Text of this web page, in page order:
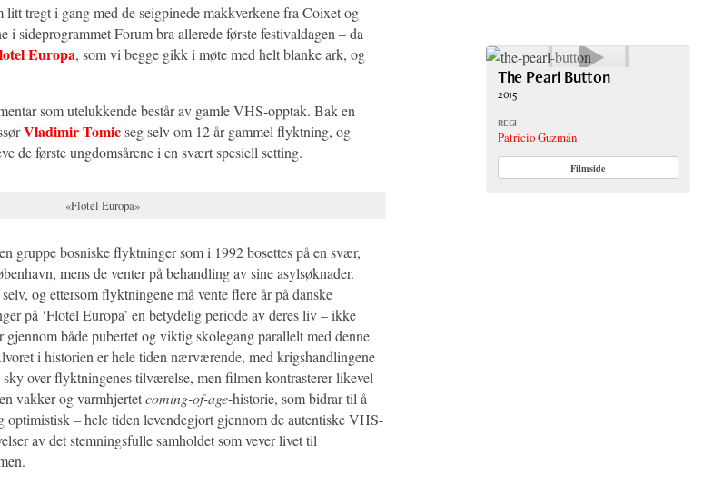
litt tregt i gang med de seigpinede makkverkene fra Coixet og
i sideprogrammet Forum bra allerede første festivaldagen – da
Europa, som vi begge gikk i møte med helt blanke ark, og
som utelukkende består av gamle VHS-opptak. Bak en
Vladimir Tomicseg selv om 12 år gammel flyktning, og
de første ungdomsårene i en svært spesiell setting.
«Flotel Europa»
gruppe bosniske flyktninger som i 1992 bosettes på en svær,
mens de venter på behandling av sine asylsøknader.
og ettersom flyktningene må vente flere år på danske
på ‘Flotel Europa’ en betydelig periode av deres liv – ikke
gjennom både pubertet og viktig skolegang parallelt med denne
i historien er hele tiden nærværende, med krigshandlingene
over flyktningenes tilværelse, men filmen kontrasterer likevel
vakker og varmhjertetcoming-of-age-historie, som bidrar til å
optimistisk – hele tiden levendegjort gjennom de autentiske VHS-
av det stemningsfulle samholdet som vever livet til
The Pearl Button
2015
REGI
Patricio Guzmán
Filmside